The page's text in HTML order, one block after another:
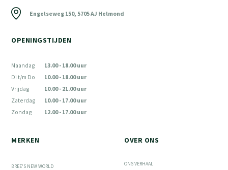
Engelseweg 150, 5705 AJ Helmond
OPENINGSTIJDEN
Maandag
Di t/m Do
Vrijdag
Zaterdag
Zondag
13.00 - 18.00 uur
10.00 - 18.00 uur
10.00 - 21.00 uur
10.00 - 17.00 uur
12.00 - 17.00 uur
MERKEN
BREE'S NEW WORLD
OVER ONS
ONS VERHAAL